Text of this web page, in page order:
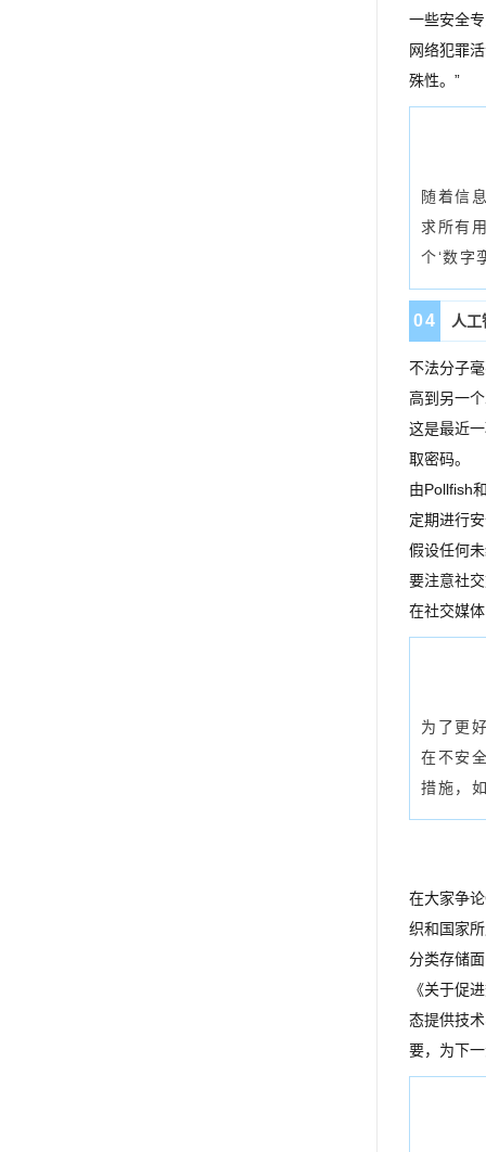
一些安全
网络犯罪
殊性。”
随着信
求所有
个‘数字
04 人
不法分子
高到另一
这是最近
取密码。
由Pollfish
定期进行
假设任何
要注意社
在社交媒
为了更
在不安
措施，
在大家争
织和国家
分类存储
《关于促
态提供技
要，为下